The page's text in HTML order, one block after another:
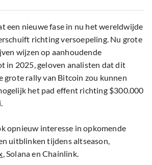
een nieuwe fase in nu het wereldwijde
richting versoepeling. Nu grote
wijzen op aanhoudende
in 2025, geloven analisten dat dit
grote rally van Bitcoin zou kunnen
het pad effent richting $300.000
opnieuw interesse in opkomende
uitblinken tijdens altseason,
, Solana en Chainlink.